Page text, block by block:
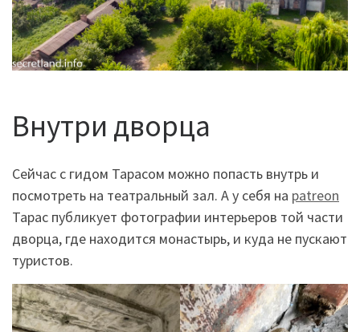
Внутри дворца
Сейчас с гидом Тарасом можно попасть внутрь и
посмотреть на театральный зал. А у себя на patreon
Тарас публикует фотографии интерьеров той части
дворца, где находится монастырь, и куда не пускают
туристов.